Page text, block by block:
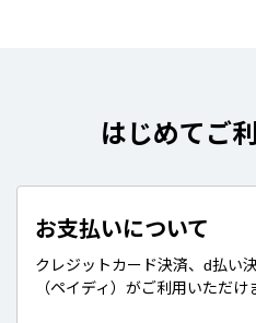
はじめてご
お支払いについて
クレジットカード決済、d払い
（ペイディ）がご利用いただけ